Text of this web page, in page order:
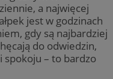
a najwięcej
jest w godzinach
gdy są najbardziej
do odwiedzin,
spokoju – to bardzo